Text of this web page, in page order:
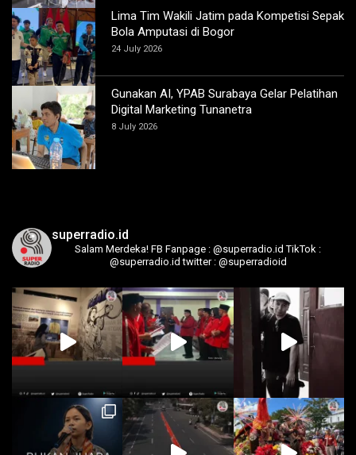
Lima Tim Wakili Jatim pada Kompetisi Sepak
Bola Amputasi di Bogor
24 July 2026
Gunakan AI, YPAB Surabaya Gelar Pelatihan
Digital Marketing Tunanetra
8 July 2026
superradio.id
Salam Merdeka! FB Fanpage : @superradio.id TikTok :
@superradio.id twitter : @superradioid